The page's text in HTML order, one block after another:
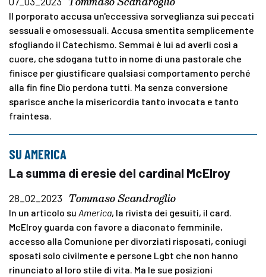
Il porporato accusa un'eccessiva sorveglianza sui peccati
sessuali e omosessuali. Accusa smentita semplicemente
sfogliando il Catechismo. Semmai è lui ad averli così a
cuore, che sdogana tutto in nome di una pastorale che
finisce per giustificare qualsiasi comportamento perché
alla fin fine Dio perdona tutti. Ma senza conversione
sparisce anche la misericordia tanto invocata e tanto
fraintesa.
SU AMERICA
La summa di eresie del cardinal McElroy
28_02_2023 Tommaso Scandroglio
In un articolo su America, la rivista dei gesuiti, il card.
McElroy guarda con favore a diaconato femminile,
accesso alla Comunione per divorziati risposati, coniugi
sposati solo civilmente e persone Lgbt che non hanno
rinunciato al loro stile di vita. Ma le sue posizioni